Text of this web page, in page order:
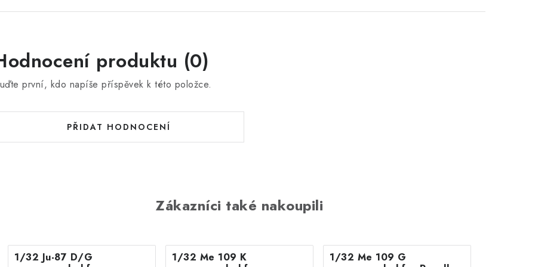
produktu (0)
první, kdo napíše příspěvek k této položce.
PŘIDAT HODNOCENÍ
Zákazníci také nakoupili
1/32 Ju-87 D/G
1/32 Me 109 K
1/32 Me 109 G